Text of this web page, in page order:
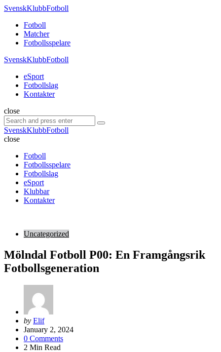
Menu
SvenskKlubbFotboll
Menu
Fotboll
Matcher
Fotbollsspelare
SvenskKlubbFotboll
eSport
Fotbollslag
Kontakter
Search
close
Search
for:
Search
SvenskKlubbFotboll
close
Fotboll
Fotbollsspelare
Fotbollslag
eSport
Klubbar
Kontakter
Uncategorized
Mölndal Fotboll P00: En Framgångsrik
Fotbollsgeneration
Posted
by
by Elif
January 2, 2024
0 Comments
2 Min Read